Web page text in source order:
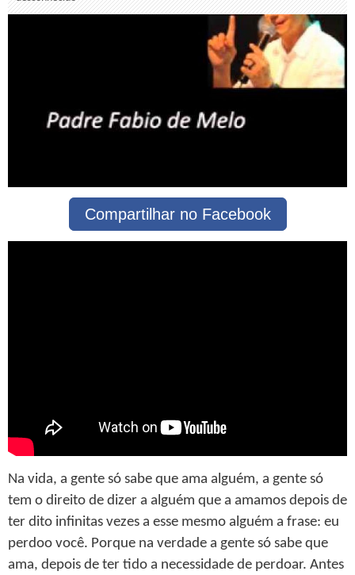
Compartilhar no Facebook
Na vida, a gente só sabe que ama alguém, a gente só
tem o direito de dizer a alguém que a amamos depois de
ter dito infinitas vezes a esse mesmo alguém a frase: eu
perdoo você. Porque na verdade a gente só sabe que
ama, depois de ter tido a necessidade de perdoar. Antes